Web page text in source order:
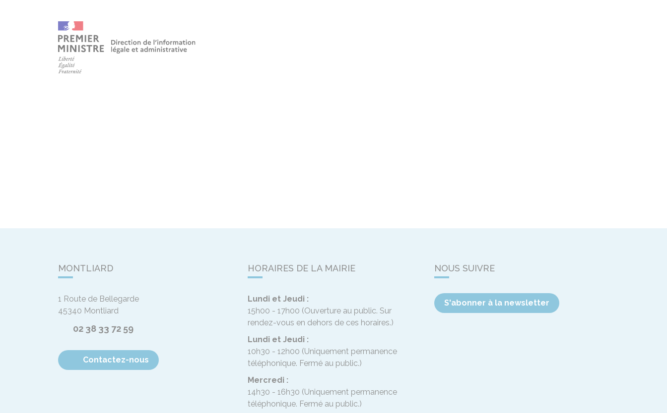
MONTLIARD
1 Route de Bellegarde
45340 Montliard
02 38 33 72 59
Contactez-nous
HORAIRES DE LA MAIRIE
Lundi et Jeudi :
15h00 - 17h00 (Ouverture au public. Sur
rendez-vous en dehors de ces horaires.)
Lundi et Jeudi :
10h30 - 12h00 (Uniquement permanence
téléphonique. Fermé au public.)
Mercredi :
14h30 - 16h30 (Uniquement permanence
téléphonique. Fermé au public.)
NOUS SUIVRE
S'abonner à la newsletter